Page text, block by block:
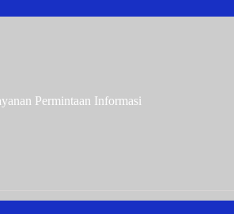
Permintaan Informasi